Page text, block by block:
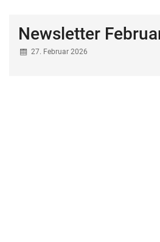
Newsletter
27. Februar 2026